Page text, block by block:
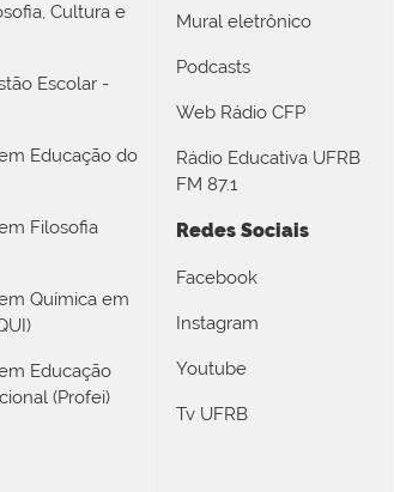
Cultura e
Escolar -
Educação do
Filosofia
Química em
Educação
(Profei)
Mural eletrônico
Podcasts
Web Rádio CFP
Rádio Educativa UFRB
FM 87.1
Redes Sociais
Facebook
Instagram
Youtube
Tv UFRB